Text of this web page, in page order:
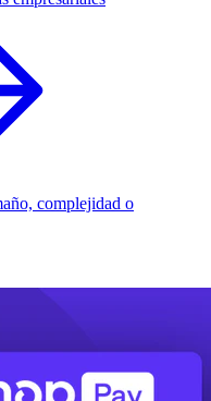
complejidad o